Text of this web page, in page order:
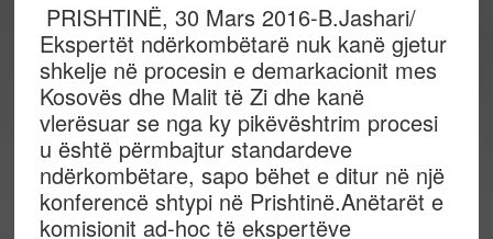
PRISHTINË, 30 Mars 2016-B.Jashari/
Ekspertët ndërkombëtarë nuk kanë gjetur
shkelje në procesin e demarkacionit mes
Kosovës dhe Malit të Zi dhe kanë
vlerësuar se nga ky pikëvështrim procesi
u është përmbajtur standardeve
ndërkombëtare, sapo bëhet e ditur në një
konferencë shtypi në Prishtinë.Anëtarët e
komisionit ad-hoc të ekspertëve